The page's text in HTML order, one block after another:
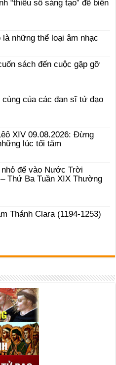
“thiểu số sáng tạo” để biến
những thể loại âm nhạc
sách đến cuộc gặp gỡ
của các đan sĩ tử đạo
XIV 09.08.2026: Đừng
lúc tối tăm
để vào Nước Trời
Thứ Ba Tuần XIX Thường
Thánh Clara (1194-1253)